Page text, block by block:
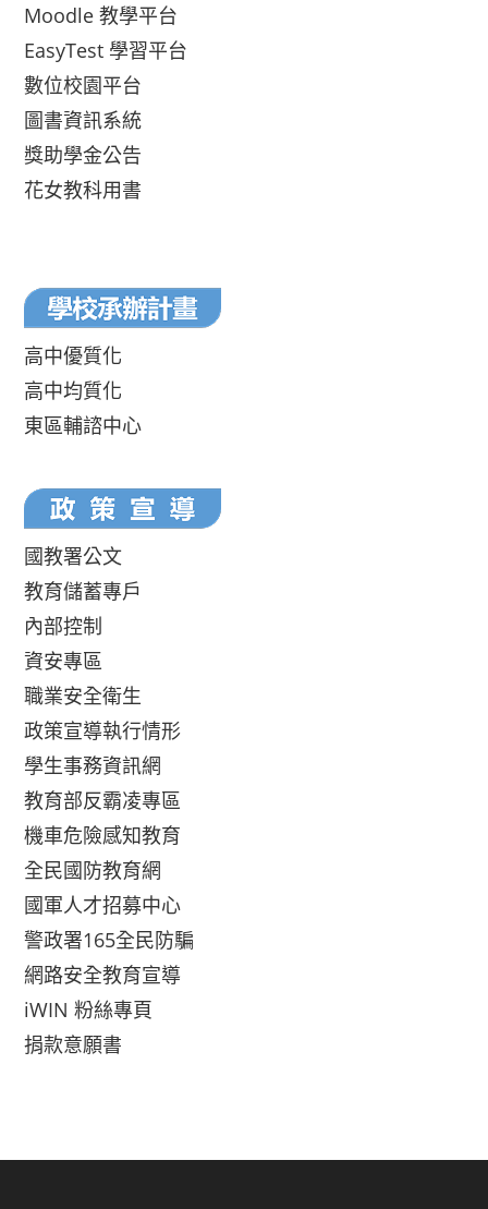
Moodle 教學平台
EasyTest 學習平台
數位校園平台
圖書資訊系統
獎助學金公告
花女教科用書
高中優質化
高中均質化
東區輔諮中心
國教署公文
教育儲蓄專戶
內部控制
資安專區
職業安全衛生
政策宣導執行情形
學生事務資訊網
教育部反霸凌專區
機車危險感知教育
全民國防教育網
國軍人才招募中心
警政署165全民防騙
網路安全教育宣導
iWIN 粉絲專頁
捐款意願書